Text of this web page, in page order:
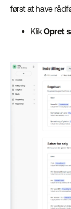
først at have
KlikOpret